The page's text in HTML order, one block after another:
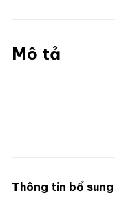
Mô tả
Thông tin bổ sung